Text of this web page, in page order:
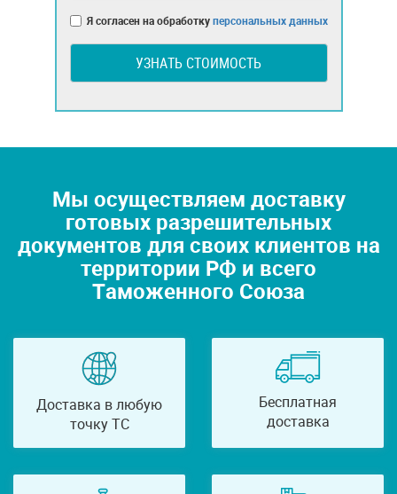
Я согласен на обработкуперсональных данных
УЗНАТЬ СТОИМОСТЬ
Мы осуществляем доставку
готовых разрешительных
документов для своих клиентов на
территории РФ и всего
Таможенного Союза
Доставка в любую
точку ТС
Бесплатная
доставка